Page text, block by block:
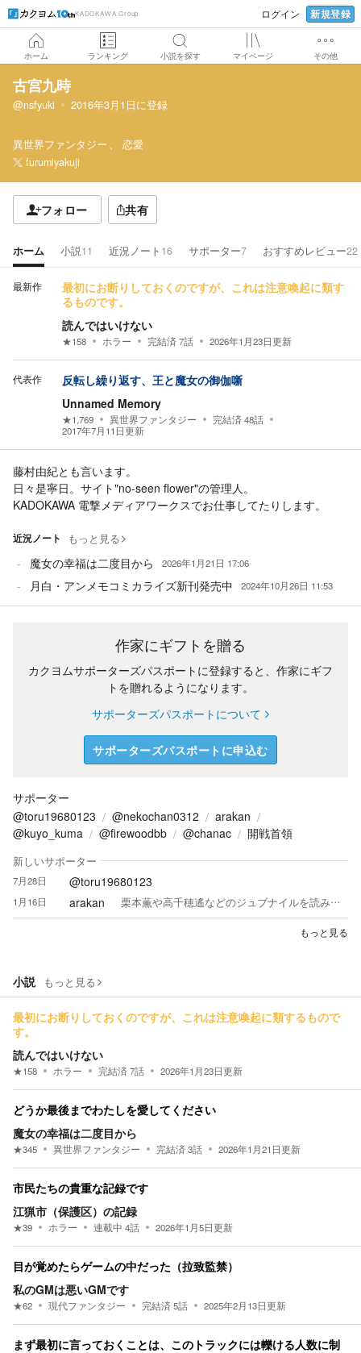
KADOKAWA Group ログイン 新規登録
ホーム ランキング 小説を探す マイページ その他
古宮九時
@nsfyuki 2016年3月1日に登録
異世界ファンタジー
恋愛
furumiyakuji
フォロー 共有
ホーム 小説11 近況ノート 16 サポーター7 おすすめレビュー22
最新作
最初にお断りしておくのですが、これは注意喚起に類す
るものです。
読んではいけない
★158 ホラー 完結済7話 2026年1月23日更新
代表作 反転し繰り返す、王と魔女の御伽噺
Unnamed Memory
★1,769 異世界ファンタジー 完結済48話
2017年7月11日更新
藤村由紀とも言います。
日々是寧日。サイト"no-seen flower"の管理人。
KADOKAWA 電撃メディアワークスでお仕事してたりします。
近況ノート もっと見る
魔女の幸福は二度目から 2026年1月21日 17:06
月白・アンメモコミカライズ新刊発売中 2024年10月26日 11:53
作家にギフトを贈る
カクヨムサポーターズパスポートに登録すると、作家にギフ
トを贈れるようになります。
サポーターズパスポートについて
サポーターズパスポートに申込む
サポーター
@toru19680123
@nekochan0312
arakan
@kuyo_kuma
@firewoodbb @chanac 開戦首領
新しいサポーター
7月28日 @toru19680123
1月16日 arakan 栗本薫や高千穂遙などのジュブナイルを読み漁ってました
もっと見る
小説 もっと見る
最初にお断りしておくのですが、これは注意喚起に類するもので
す。
読んではいけない
★158 ホラー 完結済7話 2026年1月23日更新
どうか最後までわたしを愛してください
魔女の幸福は二度目から
★345 異世界ファンタジー 完結済3話 2026年1月21日更新
市民たちの貴重な記録です
江猟市（保護区）の記録
★39 ホラー 連載中 4話 2026年1月5日更新
目が覚めたらゲームの中だった（拉致監禁）
私のGMは悪いGMです
★62 現代ファンタジー 完結済5話 2025年2月13日更新
まず最初に言っておくことは、このトラックには轢ける人数に制